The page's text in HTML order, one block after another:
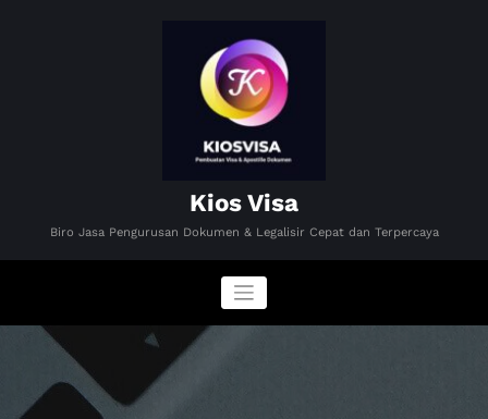
Kios Visa
Biro Jasa Pengurusan Dokumen & Legalisir Cepat dan Terpercaya